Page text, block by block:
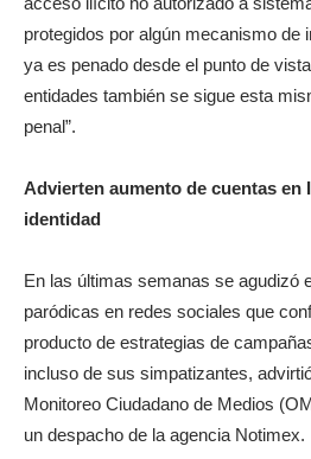
protegidos por algún mecanismo de
ya es penado desde el punto de
entidades también se sigue esta
penal”.
Advierten aumento de cuentas en
identidad
En las últimas semanas se agudizó
paródicas en redes sociales que
producto de estrategias de
incluso de sus simpatizantes,
Monitoreo Ciudadano de Medios
un despacho de la agencia Notimex.